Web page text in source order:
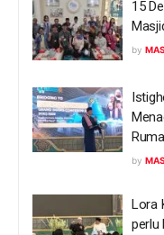
15
by
by
Lora
perlu